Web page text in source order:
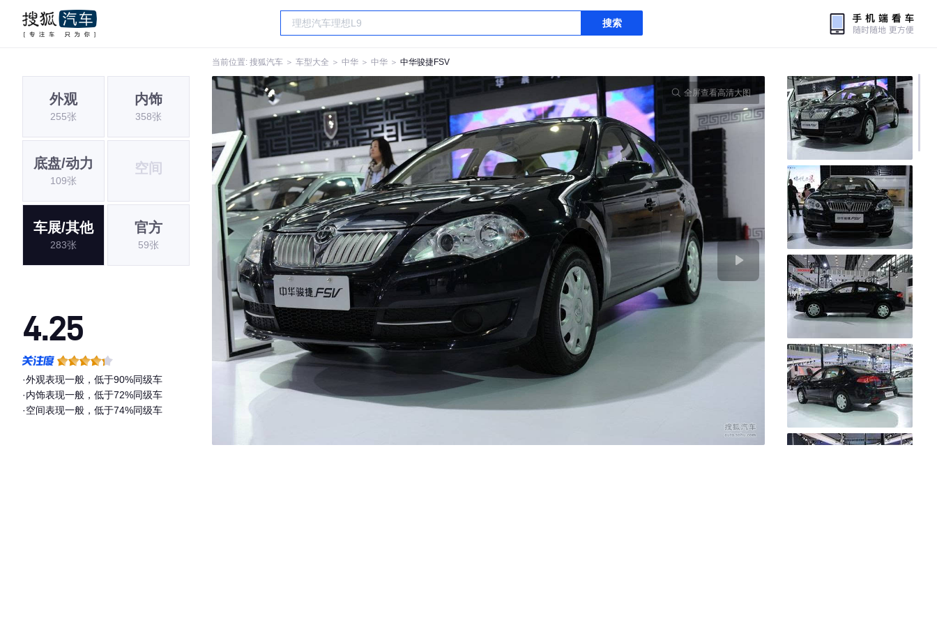
搜索
当前位置: 搜狐汽车 ＞ 车型大全 ＞ 中华 ＞ 中华 ＞ 中华骏捷FSV
外观
255张
内饰
358张
底盘/动力
109张
空间
车展/其他
283张
官方
59张
4.25
·外观表现一般，低于90%同级车
·内饰表现一般，低于72%同级车
·空间表现一般，低于74%同级车
全屏查看高清大图